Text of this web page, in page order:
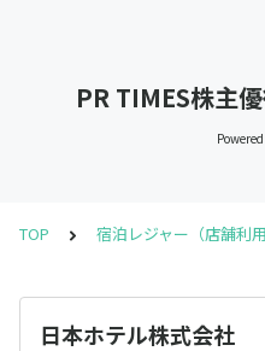
PR TIMES株主
TOP 宿泊レジャー（店舗利用
日本ホテル株式会社